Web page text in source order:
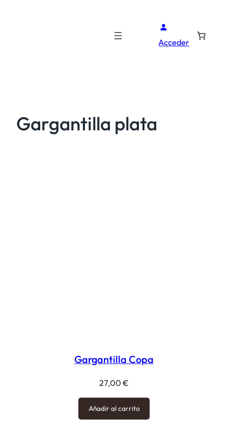
Acceder
Gargantilla plata
Gargantilla Copa
27,00 €
Añadir al carrito